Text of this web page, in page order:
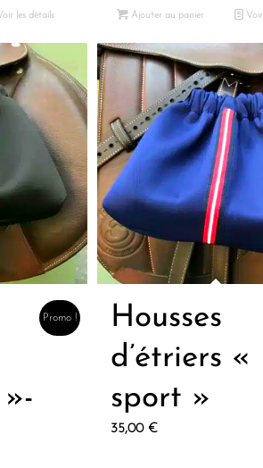
les détails Ajouter au panier
Promo !
Housses
d’étriers «
sport »
35,00 €